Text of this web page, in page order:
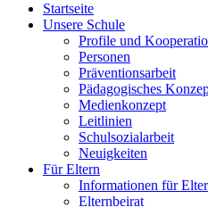
Startseite
Unsere Schule
Profile und
Personen
Präventionsarbeit
Pädagogisches
Medienkonzept
Leitlinien
Schulsozialarbeit
Neuigkeiten
Für Eltern
Informationen für
Elternbeirat